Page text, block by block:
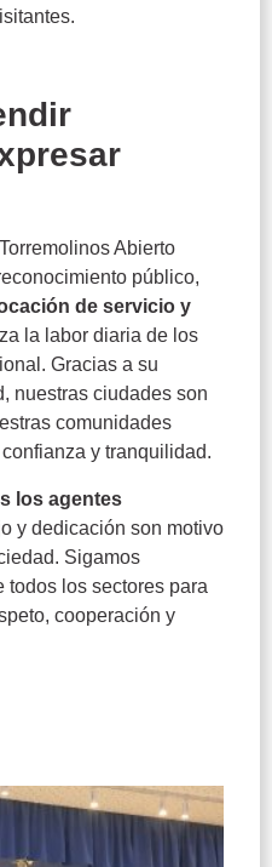
TorremolinosAbierto
público,
de servicio y
la labor diaria de los
Gracias a su
nuestras ciudades son
comunidades
confianza y tranquilidad.
losagentes
y dedicación son motivo
Sigamos
todos los sectores para
cooperación y